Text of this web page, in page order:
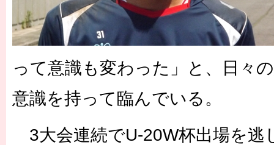
って意識も変わった」と、日々
意識を持って臨んでいる。
3大会連続でU-20W杯出場を逃